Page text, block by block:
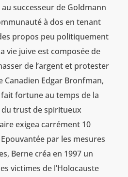
successeur de Goldmann
à dos en tenant
propos peu politiquement
vie juive est composée de
de l’argent et protester
Canadien Edgar Bronfman,
fortune au temps de la
trust de spiritueux
exigea carrément 10
par les mesures
Berne créa en 1997 un
victimes de l’Holocauste